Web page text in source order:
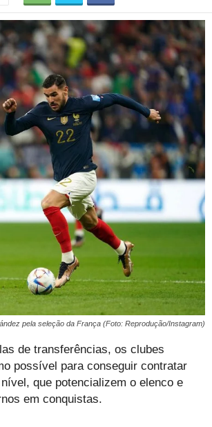
pela seleção da França (Foto: Reprodução/Instagram)
de transferências, os clubes
possível para conseguir contratar
que potencializem o elenco e
em conquistas.